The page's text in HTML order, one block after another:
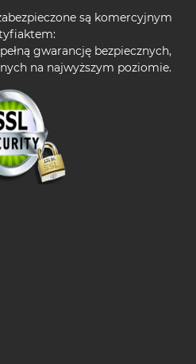
są komercyjnym
gwarancję bezpiecznych,
na najwyższym poziomie.